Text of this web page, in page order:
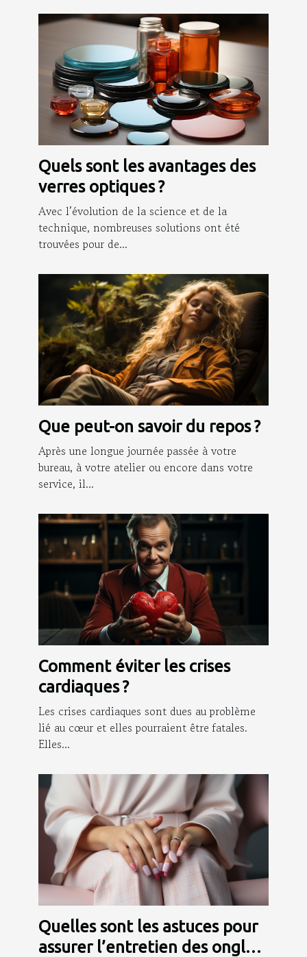
Quels sont les avantages des
verres optiques ?
Avec l’évolution de la science et de la
technique, nombreuses solutions ont été
trouvées pour de...
Que peut-on savoir du repos ?
Après une longue journée passée à votre
bureau, à votre atelier ou encore dans votre
service, il...
Comment éviter les crises
cardiaques ?
Les crises cardiaques sont dues au problème
lié au cœur et elles pourraient être fatales.
Elles...
Quelles sont les astuces pour
assurer l’entretien des ongles